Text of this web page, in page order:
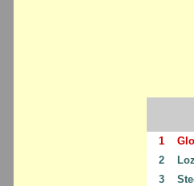
1
2
3